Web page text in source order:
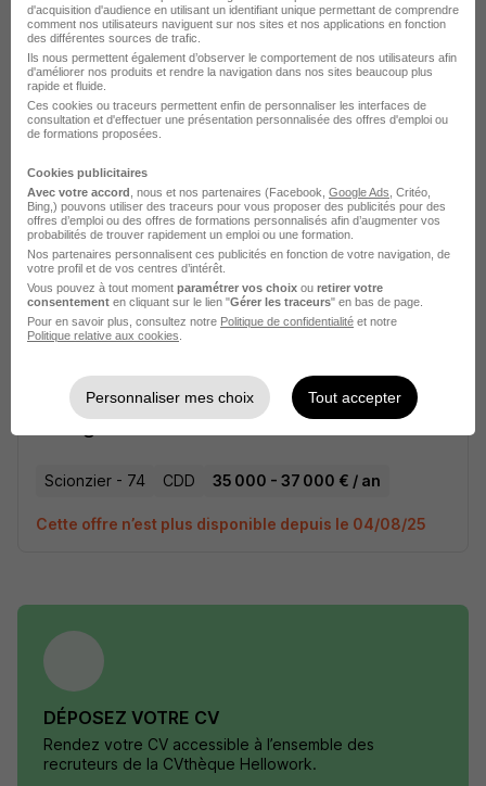
Cette offre n’est plus disponible depuis le 29/11/25
Developpeur·euse Web H/F
Scionzier - 74
Cette offre n’est plus disponible depuis le 21/09/25
BDDTechnicien·ne de Maintenance
H/F
Scionzier - 74 CDI
Charge·e Qualite H/F
Scionzier - 74 CDD 35 000 - 37 000 € / an
Cette offre n’est plus disponible depuis le 04/08/25
DÉPOSEZ VOTRE CV
Rendez votre CV accessible à l’ensemble des
recruteurs de la CVthèque Hellowork.
d'acquisition d'audience en utilisant un identifiant unique permettant de comprendre
comment nos utilisateurs naviguent sur nos sites et nos applications en fonction
des différentes sources de trafic.
Ils nous permettent également d’observer le comportement de nos utilisateurs afin
d'améliorer nos produits et rendre la navigation dans nos sites beaucoup plus
rapide et fluide.
Ces cookies ou traceurs permettent enfin de personnaliser les interfaces de
consultation et d'effectuer une présentation personnalisée des offres d'emploi ou
de formations proposées.
Cookies publicitaires
Avec votre accord , nous et nos partenaires (Facebook, Google Ads , Critéo,
Bing,) pouvons utiliser des traceurs pour vous proposer des publicités pour des
offres d’emploi ou des offres de formations personnalisés afin d’augmenter vos
probabilités de trouver rapidement un emploi ou une formation.
Nos partenaires personnalisent ces publicités en fonction de votre navigation, de
votre profil et de vos centres d’intérêt.
Vous pouvez à tout moment paramétrer vos choix ou retirer votre
consentement en cliquant sur le lien "Gérer les traceurs" en bas de page.
Pour en savoir plus, consultez notre Politique de confidentialité et notre
Politique relative aux cookies
Personnaliser mes choix Tout accepter